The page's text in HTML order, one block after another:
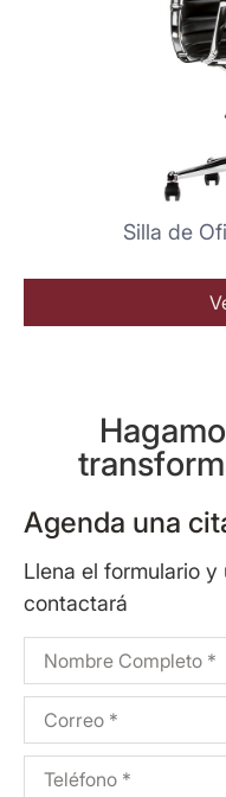
Silla de
Agenda una
Llena el formulario
contactará